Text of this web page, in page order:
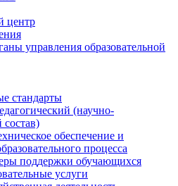
центр
управления образовательной
стандарты
(научно-
состав)
обеспечение и
процесса
поддержки обучающихся
услуги